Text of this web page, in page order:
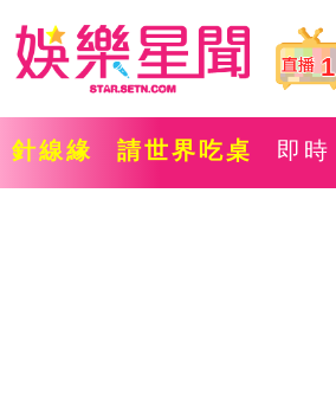
1
針線緣 請世界吃桌 即時